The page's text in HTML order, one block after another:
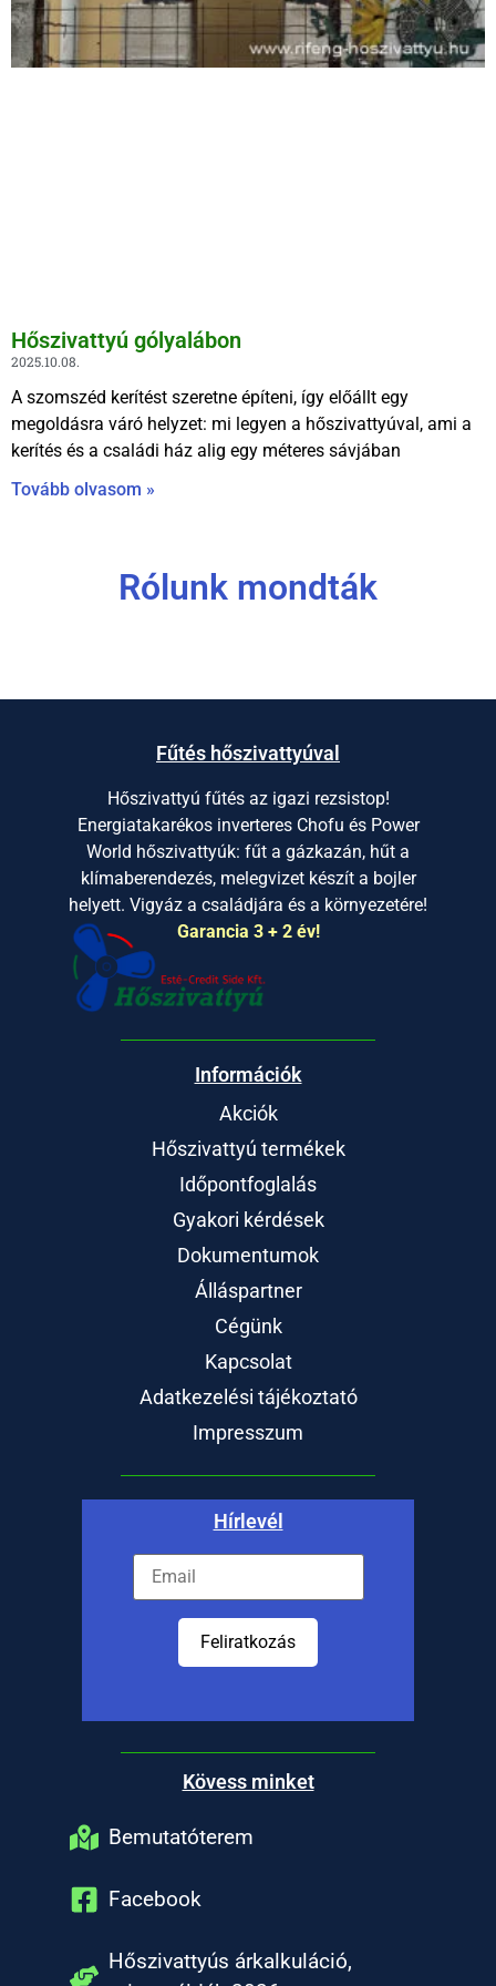
Hőszivattyú gólyalábon
2025.10.08.
A szomszéd kerítést szeretne építeni, így előállt egy
megoldásra váró helyzet: mi legyen a hőszivattyúval, ami a
kerítés és a családi ház alig egy méteres sávjában
Tovább olvasom »
Rólunk mondták
Fűtés hőszivattyúval
Hőszivattyú fűtés az igazi rezsistop!
Energiatakarékos inverteres Chofu és Power
World hőszivattyúk: fűt a gázkazán, hűt a
klímaberendezés, melegvizet készít a bojler
helyett. Vigyáz a családjára és a környezetére!
Garancia 3 + 2 év!
Információk
Akciók
Hőszivattyú termékek
Időpontfoglalás
Gyakori kérdések
Dokumentumok
Álláspartner
Cégünk
Kapcsolat
Adatkezelési tájékoztató
Impresszum
Hírlevél
Feliratkozás
Kövess minket
Bemutatóterem
Facebook
Hőszivattyús árkalkuláció,